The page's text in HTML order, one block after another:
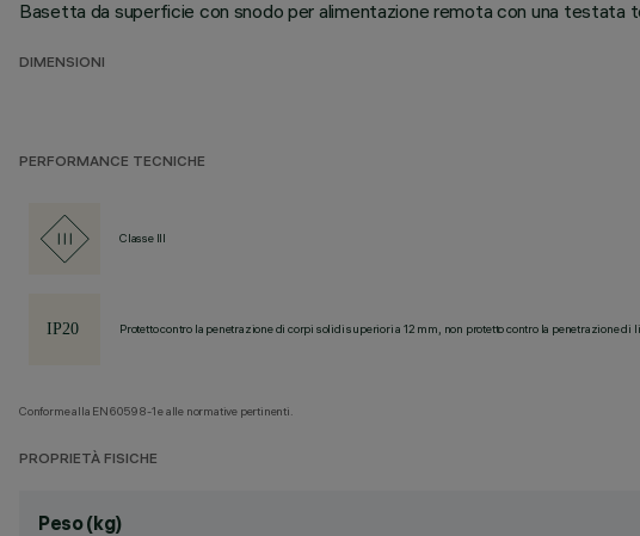
Basetta da superficie con snodo per alimentazione remota con una testata
DIMENSIONI
PERFORMANCE TECNICHE
Classe III
Protetto contro la penetrazione di corpi solidi superiori a 12 mm, non protetto contro la penetrazione di
Conforme alla EN60598-1 e alle normative pertinenti.
PROPRIETÀ FISICHE
Peso (kg)